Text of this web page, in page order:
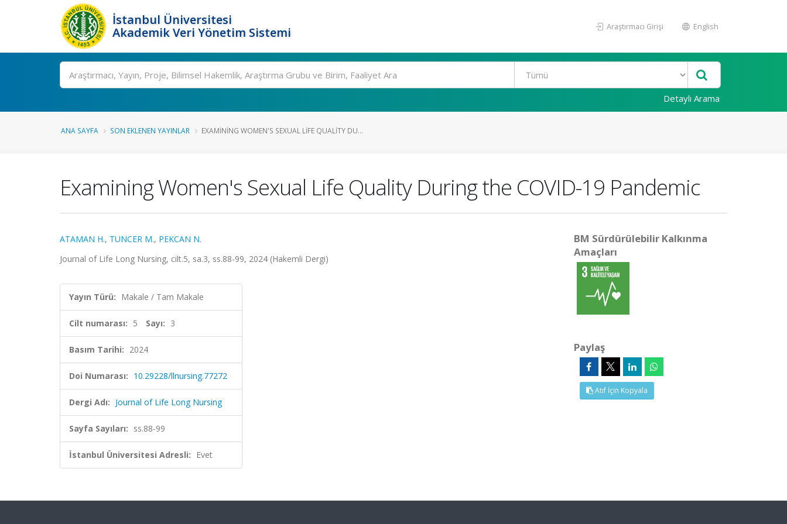
İstanbul Üniversitesi
Akademik Veri Yönetim Sistemi
Araştırmacı Girişi English
Ara
Detaylı Arama
ANA SAYFA SON EKLENEN YAYINLAR EXAMINING WOMEN'S SEXUAL LIFE QUALITY DU...
Examining Women's Sexual Life Quality During the COVID-19 Pandemic
ATAMAN H., TUNCER M., PEKCAN N.
Journal of Life Long Nursing, cilt.5, sa.3, ss.88-99, 2024 (Hakemli Dergi)
Yayın Türü: Makale / Tam Makale
Cilt numarası: 5 Sayı: 3
Basım Tarihi: 2024
Doi Numarası: 10.29228/llnursing.77272
Dergi Adı: Journal of Life Long Nursing
Sayfa Sayıları: ss.88-99
İstanbul Üniversitesi Adresli: Evet
BM Sürdürülebilir Kalkınma
Amaçları
Paylaş
Atıf İçin Kopyala